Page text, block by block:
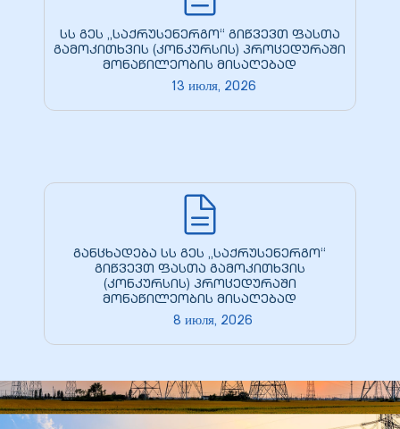
სს გეს „საქრუსენერგო“ გიწვევთ ფასთა
გამოკითხვის (კონკურსის) პროცედურაში
მონაწილეობის მისაღებად
13 июля, 2026
განცხადება სს გეს „საქრუსენერგო“
გიწვევთ ფასთა გამოკითხვის
(კონკურსის) პროცედურაში
მონაწილეობის მისაღებად
8 июля, 2026